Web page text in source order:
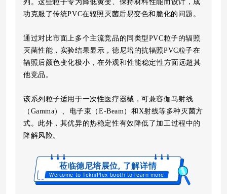
列。这些粒子专为降低黄变、保持材料性能而设计，成
功克服了传统PVC在辐照灭菌后易变色和脆化的问题。
通过对比市面上多个主流竞品的同类型PVC粒子的辐照
灭菌性能，实验结果显示， 德尼培的抗辐照PVC粒子在
辐照后颜色变化极小 ，在外观和性能稳定性方面远超其
他竞品。
该系列粒子适用于一次性医疗器械，可兼容伽马射线
（Gamma）、电子束（E-Beam）和X射线等多种灭菌方
式。 此外，其优异的热稳定性有效降低了加工过程中的
降解风险。
莅临德尼培展位, 了解详情
Welcome to TekniPlex booth to learn more